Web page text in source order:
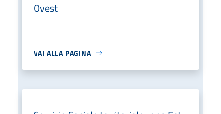
Ovest
VAI ALLA PAGINA